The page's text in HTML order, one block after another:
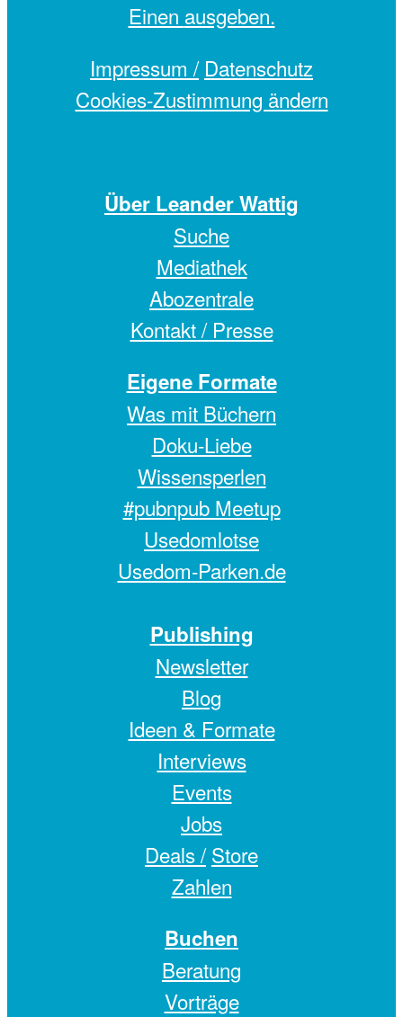
Einen ausgeben.
Impressum / Datenschutz
Cookies-Zustimmung ändern
Über Leander Wattig
Suche
Mediathek
Abozentrale
Kontakt / Presse
Eigene Formate
Was mit Büchern
Doku-Liebe
Wissensperlen
#pubnpub Meetup
Usedomlotse
Usedom-Parken.de
Publishing
Newsletter
Blog
Ideen & Formate
Interviews
Events
Jobs
Deals / Store
Zahlen
Buchen
Beratung
Vorträge